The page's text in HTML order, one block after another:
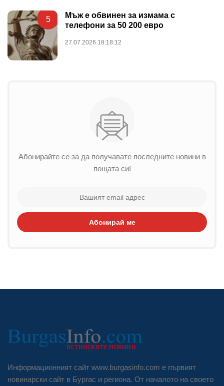
5
Мъж е обвинен за измама с
телефони за 50 200 евро
27.07.2026 18:18:12
Абонирайте се за да получавате последните новини в
пощата си!
Абонирай ме
Информационният сайт www.burgasinfo.com е първият
новинарски сайт в Бургас и региона. От началото на своето